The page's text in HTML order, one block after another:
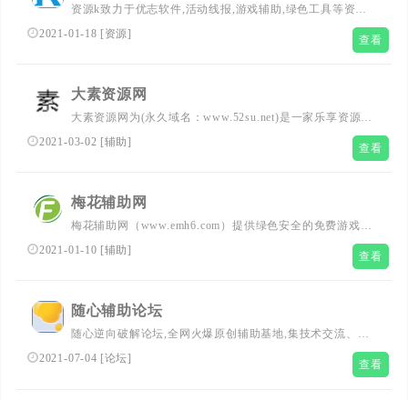
资源k致力于优志软件,活动线报,游戏辅助,绿色工具等资源
共享，好货不私藏！
2021-01-18 [资源] 查看
大素资源网
大素资源网为(永久域名：www.52su.net)是一家乐享资源记
忆点滴的网站,主要分享游戏辅助，程序源码,站长工具,网络
技术,免费空间,模板插件,网赚项目,各类资源,各类教程,QQ
2021-03-02 [辅助] 查看
梅花辅助网
梅花辅助网（www.emh6.com）提供绿色安全的免费游戏辅
助,用心打造原创辅助,技术教程,游戏活动线报,编程安全与
2021-01-10 [辅助] 查看
随心辅助论坛
随心逆向破解论坛,全网火爆原创辅助基地,集技术交流、视
频教程、资源共享、游戏辅助,网站源码,辅助破解,手机软件
2021-07-04 [论坛] 查看